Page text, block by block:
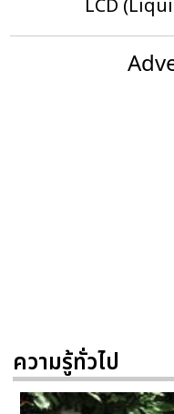
LCD
ความรู้ทั่วไป